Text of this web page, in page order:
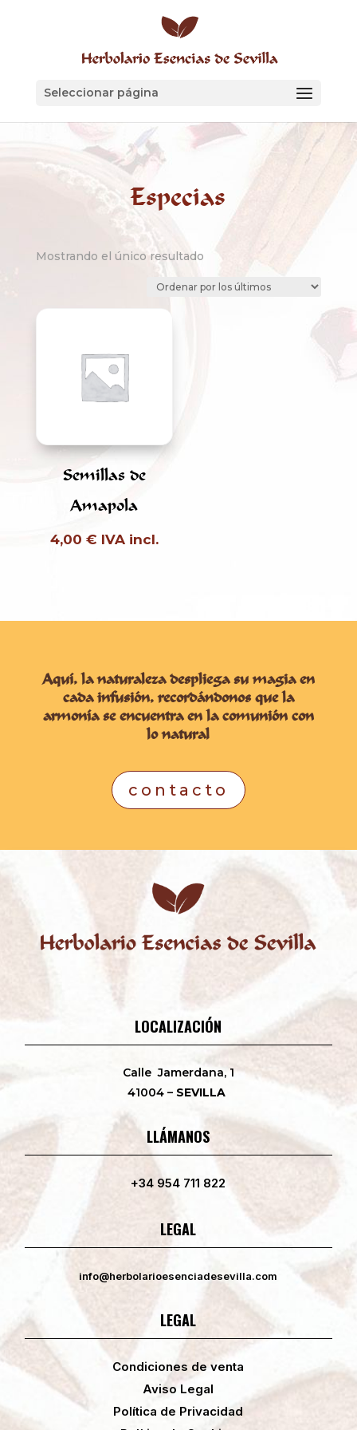
Seleccionar página
Especias
Mostrando el único resultado
Semillas de
Amapola
4,00 € IVA incl.
Aquí, la naturaleza despliega su magia en
cada infusión, recordándonos que la
armonía se encuentra en la comunión con
lo natural
contacto
LOCALIZACIÓN
Calle Jamerdana, 1
41004 – SEVILLA
LLÁMANOS
+34 954 711 822
LEGAL
info@herbolarioesenciadesevilla.com
LEGAL
Condiciones de venta
Aviso Legal
Política de Privacidad